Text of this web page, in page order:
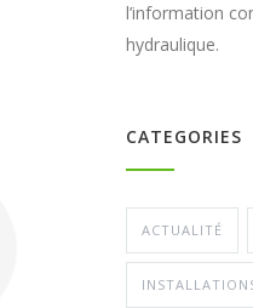
l’information
hydraulique.
CATEGORIES
ACTUALITÉ